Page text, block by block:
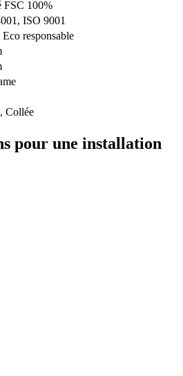
FSC 100%
ISO 9001
responsable
Collée
pour une installation